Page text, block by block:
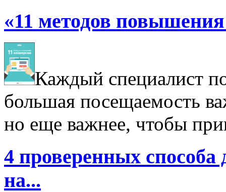
«11 методов
Каждый специалист
большая посещаемость
но еще важнее, чтобы
4 проверенных
на...